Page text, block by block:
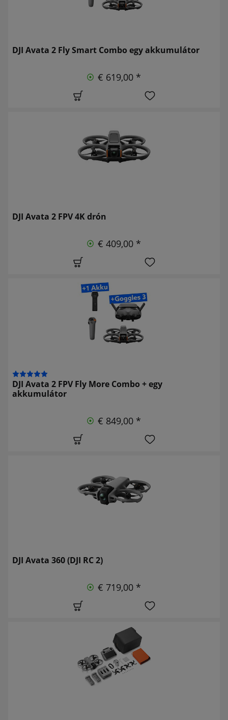
DJI Avata 2 Fly Smart Combo egy akkumulátor
€ 619,00 *
DJI Avata 2 FPV 4K drón
€ 409,00 *
DJI Avata 2 FPV Fly More Combo + egy
akkumulátor
€ 849,00 *
DJI Avata 360 (DJI RC 2)
€ 719,00 *